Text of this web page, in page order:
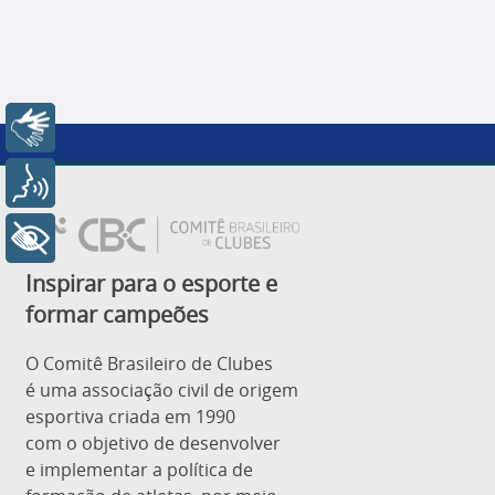
Inspirar para o esporte e
formar campeões
O Comitê Brasileiro de Clubes
é uma associação civil de origem
esportiva criada em 1990
com o objetivo de desenvolver
e implementar a política de
Libras
+ Acessibilidade